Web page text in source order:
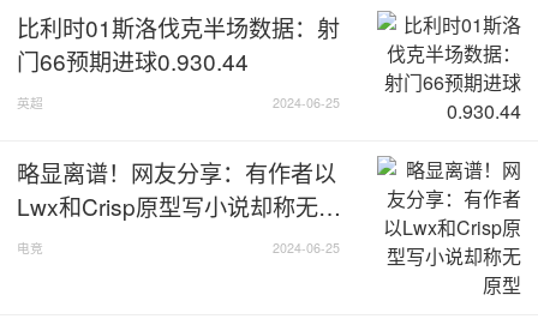
比利时01斯洛伐克半场数据：射
门66预期进球0.930.44
英超 2024-06-25
略显离谱！网友分享：有作者以
Lwx和Crisp原型写小说却称无原
型
电竞 2024-06-25